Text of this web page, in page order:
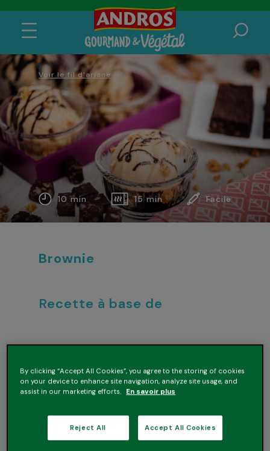
Voir le fil d'ariane
Brownie
10 min 15 min Facile
Recette à base de
By clicking “Accept All Cookies”, you agree to the storing of cookies
on your device to enhance site navigation, analyze site usage, and
assist in our marketing efforts. En savoir plus
Reject All Accept All Cookies